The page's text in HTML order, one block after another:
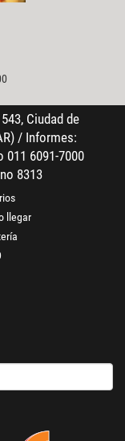
Ciudad de
/ Informes:
011 6091-7000
8313
llegar